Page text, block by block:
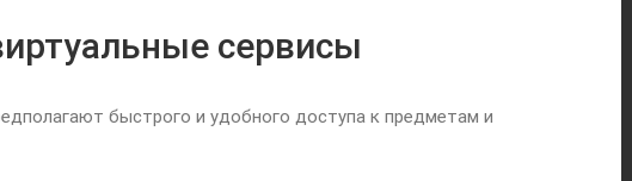
сервисы
быстрого и удобного доступа к предметам и